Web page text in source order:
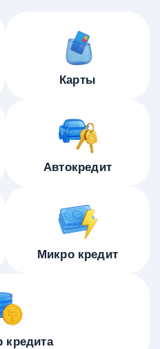
Карты
Автокредит
Микро кредит
кредита